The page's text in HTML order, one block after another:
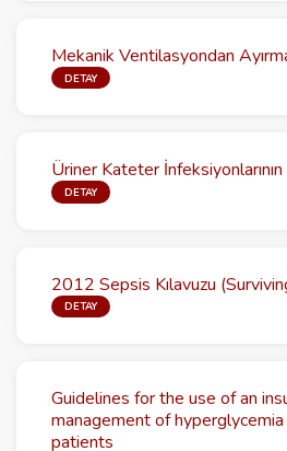
Mekanik Ventilasyondan
DETAY
Üriner Kateter
DETAY
2012 Sepsis Kılavuzu
DETAY
Guidelines for the use of an
management of
patients